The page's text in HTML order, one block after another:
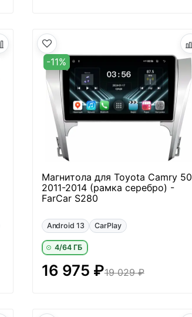
-11%
Магнитола для Toyota Camry 50
2011-2014 (рамка серебро) -
FarCar S280
Android 13 CarPlay
4/64 ГБ
19 029 ₽
16 975 ₽